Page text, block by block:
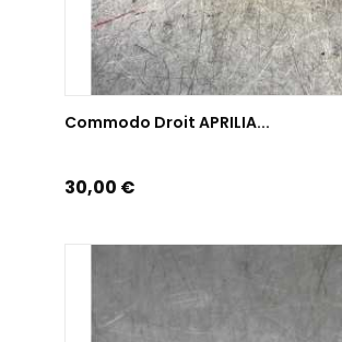
AJOUTER AU PANIER
Commodo Droit APRILIA...
Prix
30,00 €